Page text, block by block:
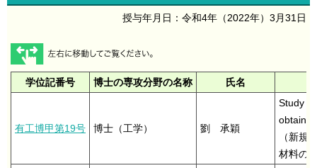
授与年月日：令和4年（2022年）3月31日
学位記番号 博士の専攻分野の名称 氏名
有工博甲第19号 博士（工学） 劉 承穎
Study
（新規
材料の